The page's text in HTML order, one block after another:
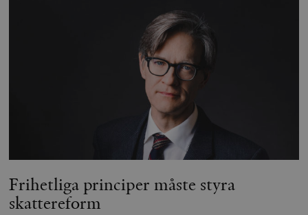
Frihetliga principer måste styra
skattereform